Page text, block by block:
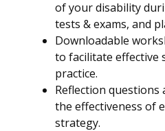
of your disability
tests & exams, and
Downloadable
to facilitate effective
practice.
Reflection questions
the effectiveness of
strategy.